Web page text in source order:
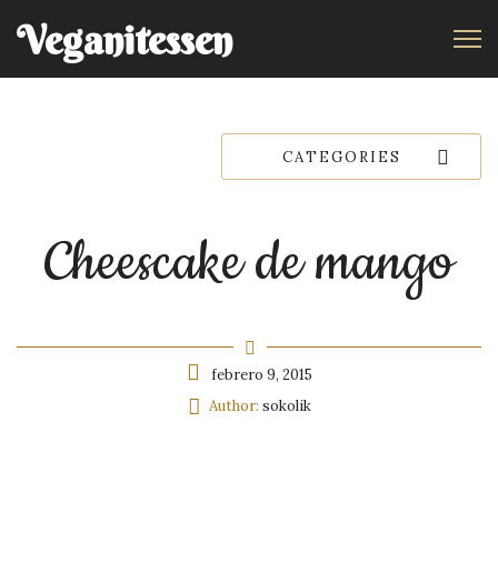
Veganitessen
CATEGORIES
Cheescake de mango
febrero 9, 2015
Author: sokolik